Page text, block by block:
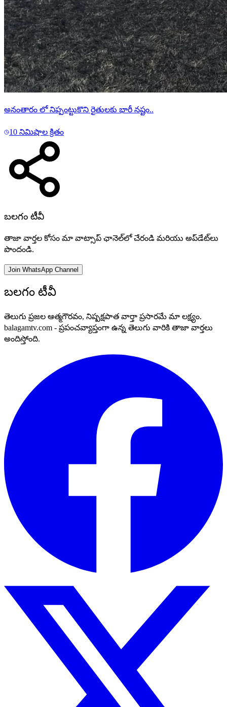
అనంతారం లో నిప్పంట్టుకొని రైతులకు భారీ నష్టం..
10 నిమిషాల క్రితం
బలగం టీవీ
తాజా వార్తల కోసం మా వాట్సాప్ ఛానెల్‌లో చేరండి మరియు అప్‌డేట్‌లు
పొందండి.
Join WhatsApp Channel
బలగం టీవీ
తెలుగు ప్రజల ఆత్మగౌరవం, నిష్పక్షపాత వార్తా ప్రసారమే మా లక్ష్యం.
balagamtv.com - ప్రపంచవ్యాప్తంగా ఉన్న తెలుగు వారికి తాజా వార్తలు
అందిస్తోంది.